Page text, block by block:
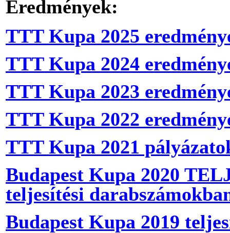
Eredmények:
TTT Kupa 2025
TTT Kupa 2024
TTT Kupa 2023
TTT Kupa 2022
TTT Kupa 2021
Budapest Kupa 2020
teljesítési
Budapest Kupa 2019